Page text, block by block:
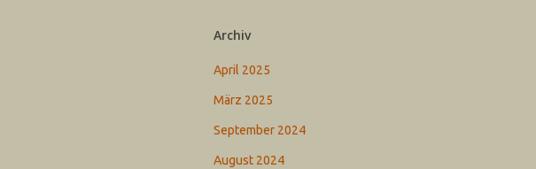
Archiv
April 2025
März 2025
September 2024
August 2024